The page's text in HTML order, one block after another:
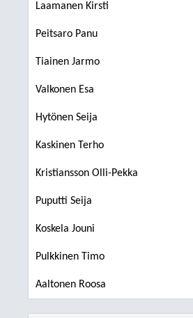
Laamanen Kirsti
Peitsaro Panu
Tiainen Jarmo
Valkonen Esa
Hytönen Seija
Kaskinen Terho
Kristiansson Olli-Pekka
Puputti Seija
Koskela Jouni
Pulkkinen Timo
Aaltonen Roosa